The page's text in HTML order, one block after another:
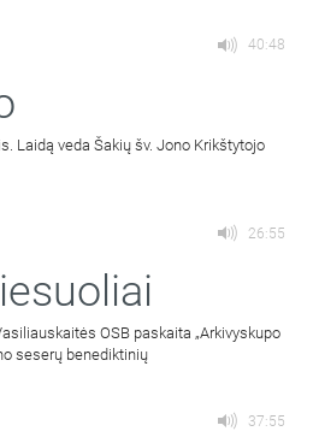
40:48
Laidą veda Šakių šv. Jono Krikštytojo
26:55
OSB paskaita „Arkivyskupo
seserų benediktinių
37:55